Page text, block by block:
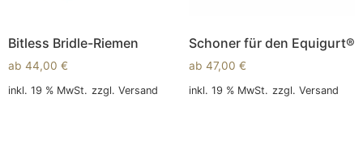
Bitless Bridle-Riemen
ab 44,00 €
inkl. 19 % MwSt. zzgl. Versand
Schoner für den Equigurt®
ab 47,00 €
inkl. 19 % MwSt. zzgl. Versand